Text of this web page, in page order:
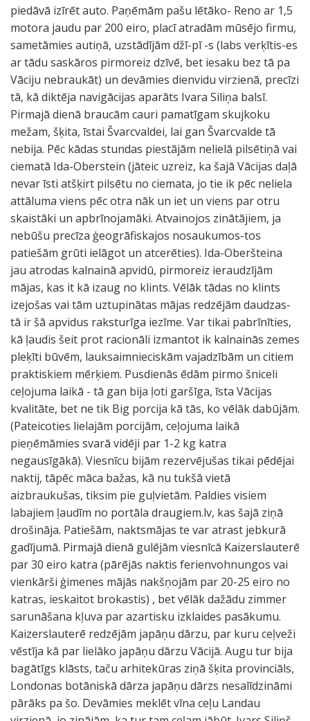
piedāvā izīrēt auto. Paņēmām pašu lētāko- Reno ar 1,5
motora jaudu par 200 eiro, placī atradām mūsējo firmu,
sametāmies autiņā, uzstādījām džī-pī -s (labs verķītis-es
ar tādu saskāros pirmoreiz dzīvē, bet iesaku bez tā pa
Vāciju nebraukāt) un devāmies dienvidu virzienā, precīzi
tā, kā diktēja navigācijas aparāts Ivara Siliņa balsī.
Pirmajā dienā braucām cauri pamatīgam skujkoku
mežam, šķita, īstai Švarcvaldei, lai gan Švarcvalde tā
nebija. Pēc kādas stundas piestājām nelielā pilsētiņā vai
ciematā Ida-Oberstein (jāteic uzreiz, ka šajā Vācijas daļā
nevar īsti atšķirt pilsētu no ciemata, jo tie ik pēc neliela
attāluma viens pēc otra nāk un iet un viens par otru
skaistāki un apbrīnojamāki. Atvainojos zinātājiem, ja
nebūšu precīza ģeogrāfiskajos nosaukumos-tos
patiešām grūti ielāgot un atcerēties). Ida-Oberšteina
jau atrodas kalnainā apvidū, pirmoreiz ieraudzījām
mājas, kas it kā izaug no klints. Vēlāk tādas no klints
izejošas vai tām uztupinātas mājas redzējām daudzas-
tā ir šā apvidus raksturīga iezīme. Var tikai pabrīnīties,
kā ļaudis šeit prot racionāli izmantot ik kalnainās zemes
pleķīti būvēm, lauksaimnieciskām vajadzībām un citiem
praktiskiem mērķiem. Pusdienās ēdām pirmo šniceli
ceļojuma laikā - tā gan bija ļoti garšīga, īsta Vācijas
kvalitāte, bet ne tik Big porcija kā tās, ko vēlāk dabūjām.
(Pateicoties lielajām porcijām, ceļojuma laikā
pieņēmāmies svarā vidēji par 1-2 kg katra
negausīgākā). Viesnīcu bijām rezervējušas tikai pēdējai
naktij, tāpēc māca bažas, kā nu tukšā vietā
aizbraukušas, tiksim pie guļvietām. Paldies visiem
labajiem ļaudīm no portāla draugiem.lv, kas šajā ziņā
drošināja. Patiešām, naktsmājas te var atrast jebkurā
gadījumā. Pirmajā dienā gulējām viesnīcā Kaizerslauterē
par 30 eiro katra (pārējās naktis ferienvohnungos vai
vienkārši ģimenes mājās nakšņojām par 20-25 eiro no
katras, ieskaitot brokastis) , bet vēlāk dažādu zimmer
sarunāšana kļuva par azartisku izklaides pasākumu.
Kaizerslauterē redzējām japāņu dārzu, par kuru ceļveži
vēstīja kā par lielāko japāņu dārzu Vācijā. Augu tur bija
bagātīgs klāsts, taču arhitekūras ziņā šķita provinciāls,
Londonas botāniskā dārza japāņu dārzs nesalīdzināmi
pārāks pa šo. Devāmies meklēt vīna ceļu Landau